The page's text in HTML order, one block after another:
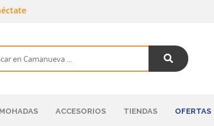
ACCESORIOS TIENDAS OFERTAS